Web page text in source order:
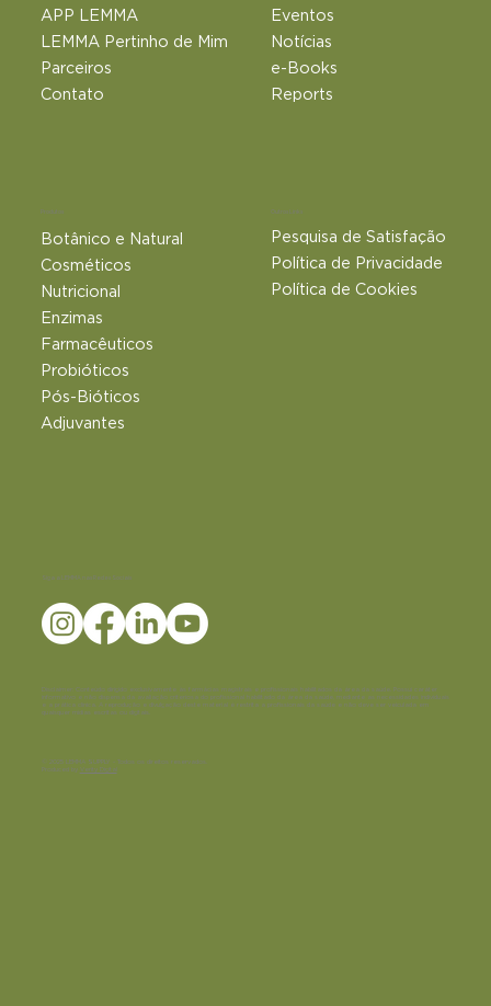
APP LEMMA
LEMMA Pertinho de Mim
Parceiros
Contato
Eventos
Notícias
e-Books
Reports
Produtos
Botânico e Natural​
Cosméticos
Nutricional
Enzimas
Farmacêuticos
Probióticos
Pós-Bióticos
Adjuvantes
Outros Links
Pesquisa de Satisfação
Política de Privacidade
Política de Cookies
Siga a LEMMA nas Redes Sociais
Disclaimer:
Conteúdo dirigido exclusivamente às farmácias magistrais e profissionais habilitados da área da saúde. Possui caráter
informativo e não dispensa da avaliação criteriosa do profissional habilitado da área da saúde, mediante as necessidades individuais
e a prática clínica. A reprodução e divulgação deste material é restrita a profissionais da saúde e não deve ser veiculada em
quaisquer mídias escritas ou digitais.
© 2025 LEMMA SUPPLY - Todos os direitos reservados.
Produced by
Verity Digital